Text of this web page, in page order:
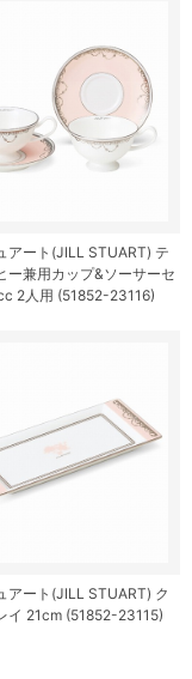
アート(JILL STUART) テ
ー兼用カップ&ソーサーセ
2人用 (51852-23116)
アート(JILL STUART) ク
イ 21cm (51852-23115)